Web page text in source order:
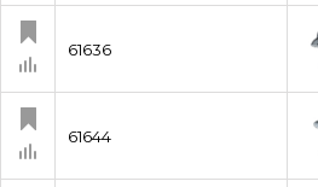
61636
61644